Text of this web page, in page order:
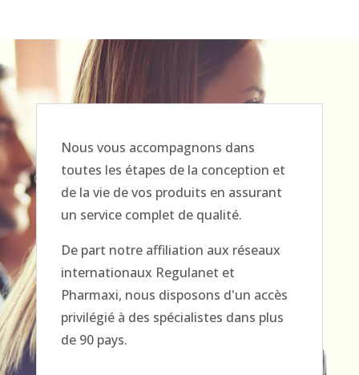
Nous vous accompagnons dans
toutes les étapes de la conception et
de la vie de vos produits en assurant
un service complet de qualité.
De part notre affiliation aux réseaux
internationaux Regulanet et
Pharmaxi, nous disposons d'un accès
privilégié à des spécialistes dans plus
de 90 pays.